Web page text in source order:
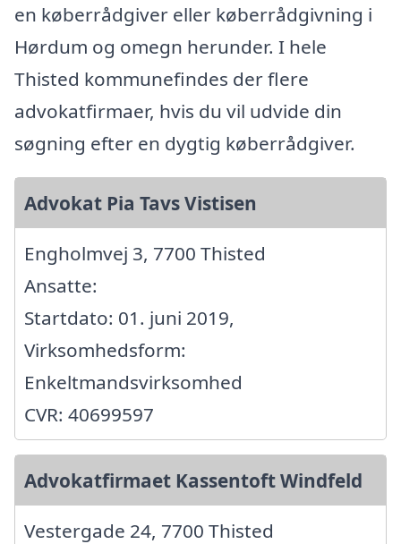
en køberrådgiver eller køberrådgivning i
Hørdum og omegn herunder. I hele
Thisted kommunefindes der flere
advokatfirmaer, hvis du vil udvide din
søgning efter en dygtig køberrådgiver.
Advokat Pia Tavs Vistisen
Engholmvej 3, 7700 Thisted
Ansatte:
Startdato: 01. juni 2019,
Virksomhedsform:
Enkeltmandsvirksomhed
CVR: 40699597
Advokatfirmaet Kassentoft Windfeld
Vestergade 24, 7700 Thisted